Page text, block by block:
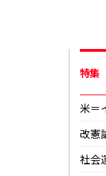
特集
米＝
改憲
社会